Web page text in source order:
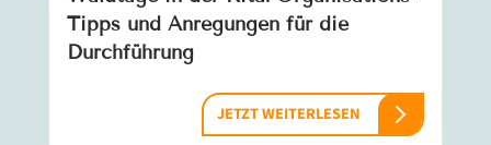
Tipps und Anregungen für die
Durchführung
JETZT WEITERLESEN